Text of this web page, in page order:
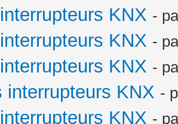
KNX -
KNX -
KNX -
interrupteurs KNX -
KNX -